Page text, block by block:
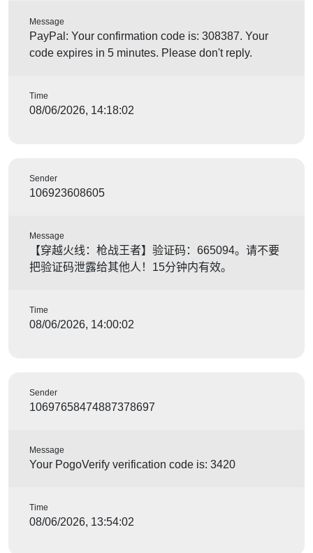
Message
PayPal: Your confirmation code is: 308387. Your
code expires in 5 minutes. Please don't reply.
Time
08/06/2026, 14:18:02
Sender
106923608605
Message
【穿越火线：枪战王者】验证码：665094。请不要
把验证码泄露给其他人！15分钟内有效。
Time
08/06/2026, 14:00:02
Sender
10697658474887378697
Message
Your PogoVerify verification code is: 3420
Time
08/06/2026, 13:54:02